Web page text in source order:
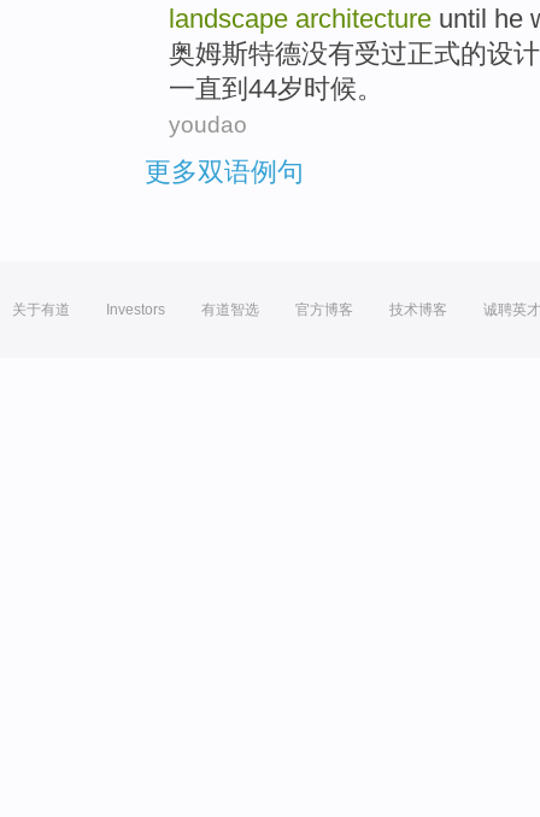
landscape architecture until he
奥姆斯特德没有受过正式的设计
一直到 44岁时候。
youdao
更多双语例句
关于有道 Investors 有道智选 官方博客 技术博客 诚聘英才